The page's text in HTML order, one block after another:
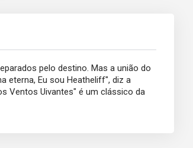
pelo destino. Mas a união do
eterna, Eu sou Heatheliff", diz a
Ventos Uivantes" é um clássico da